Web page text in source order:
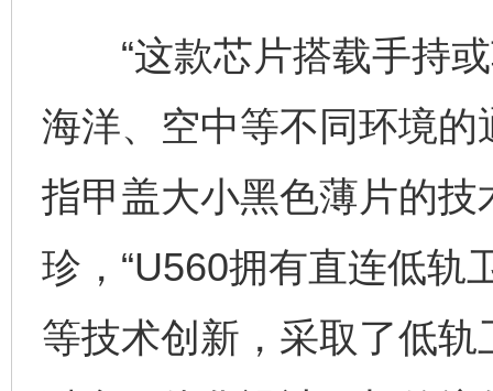
“这款芯片搭载手持或
海洋、空中等不同环境的
指甲盖大小黑色薄片的
珍，“U560拥有直连低轨
等技术创新，采取了低